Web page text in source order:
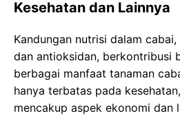
Kesehatan dan Lainnya
Kandungan nutrisi dalam
dan antioksidan, berkontribusi
berbagai manfaat tanaman
hanya terbatas pada
mencakup aspek ekonomi dan